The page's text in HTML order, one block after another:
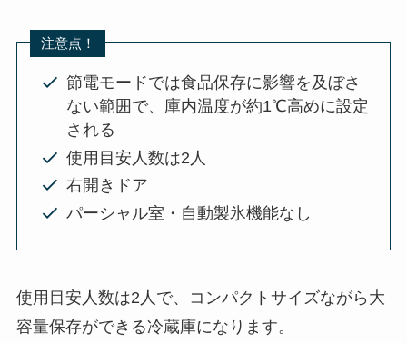
注意点！
節電モードでは食品保存に影響を及ぼさ
ない範囲で、庫内温度が約1℃高めに設定
される
使用目安人数は2人
右開きドア
パーシャル室・自動製氷機能なし
使用目安人数は2人で、コンパクトサイズながら大
容量保存ができる冷蔵庫になります。